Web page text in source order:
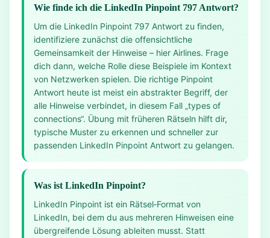
Wie finde ich die LinkedIn Pinpoint 797 Antwort?
Um die LinkedIn Pinpoint 797 Antwort zu finden,
identifiziere zunächst die offensichtliche
Gemeinsamkeit der Hinweise – hier Airlines. Frage
dich dann, welche Rolle diese Beispiele im Kontext
von Netzwerken spielen. Die richtige Pinpoint
Antwort heute ist meist ein abstrakter Begriff, der
alle Hinweise verbindet, in diesem Fall „types of
connections“. Übung mit früheren Rätseln hilft dir,
typische Muster zu erkennen und schneller zur
passenden LinkedIn Pinpoint Antwort zu gelangen.
Was ist LinkedIn Pinpoint?
LinkedIn Pinpoint ist ein Rätsel‑Format von
LinkedIn, bei dem du aus mehreren Hinweisen eine
übergreifende Lösung ableiten musst. Statt